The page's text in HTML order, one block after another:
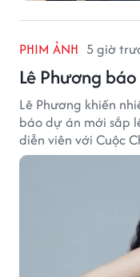
PHIM ẢNH 5 giờ
Lê Phương
Lê Phương khiến
báo dự án mới sắp
diễn viên với Cuộc
nhiều sự quan tâm.